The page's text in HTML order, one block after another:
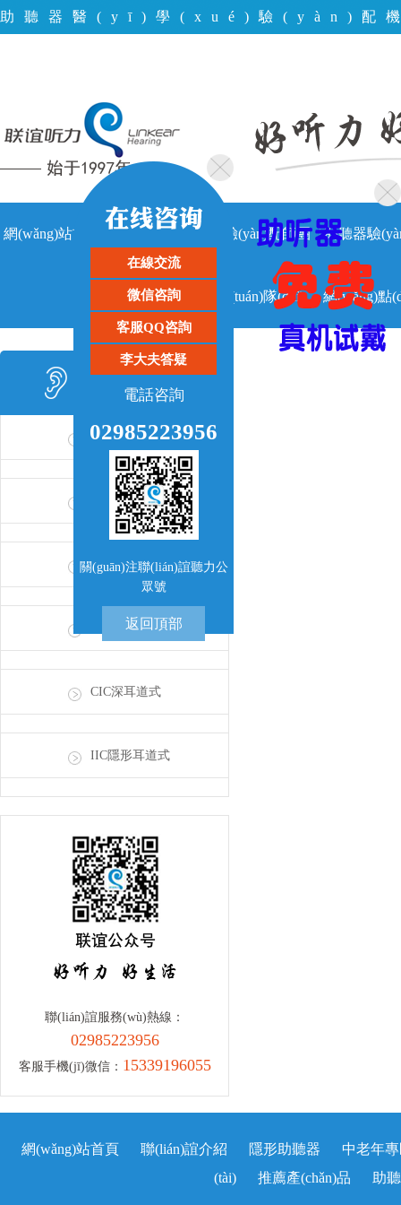
助聽器醫(yī)學(xué)驗(yàn)
網(wǎng)站首頁 關(guān)于聯
(lián)誼
驗(yàn)配師團
(tuán)隊(duì)
|助聽器驗
網(wǎng)點
客戶留言
助聽器類型
HEARING PRODUCTS
BTE耳背式
RIE受話器外置式
ITE耳甲腔式
ITC耳道式
CIC深耳道式
IIC隱形耳道式
聯(lián)誼服務(wù)熱線：
02985223956
客服手機(jī)微信： 15339196055
網(wǎng)站首頁 聯(lián)誼介紹 隱形助聽器
中老年專
(tài)
推薦產(chǎn)品 助
在線交流
微信咨詢
客服QQ咨詢
李大夫答疑
電話咨詢
02985223956
關(guān)注聯(lián)誼聽力公
眾號
返回頂部